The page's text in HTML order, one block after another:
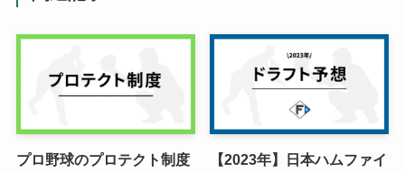
プロ野球のプロテクト制度
【2023年】日本ハムファイ